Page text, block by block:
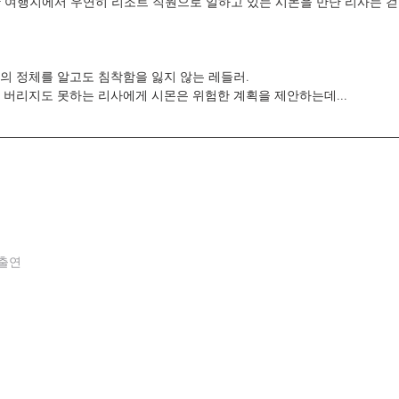
정체를 알고도 침착함을 잃지 않는 레들러.
리지도 못하는 리사에게 시몬은 위험한 계획을 제안하는데...
연